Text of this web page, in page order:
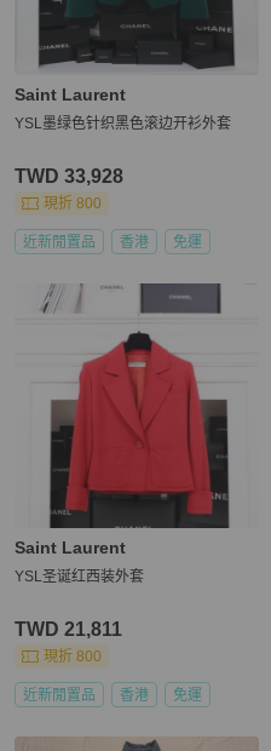
Saint Laurent
YSL墨绿色针织黑色滚边开衫外套
TWD 33,928
現折 800
近新閒置品 香港 免運
Saint Laurent
YSL圣诞红西装外套
TWD 21,811
現折 800
近新閒置品 香港 免運